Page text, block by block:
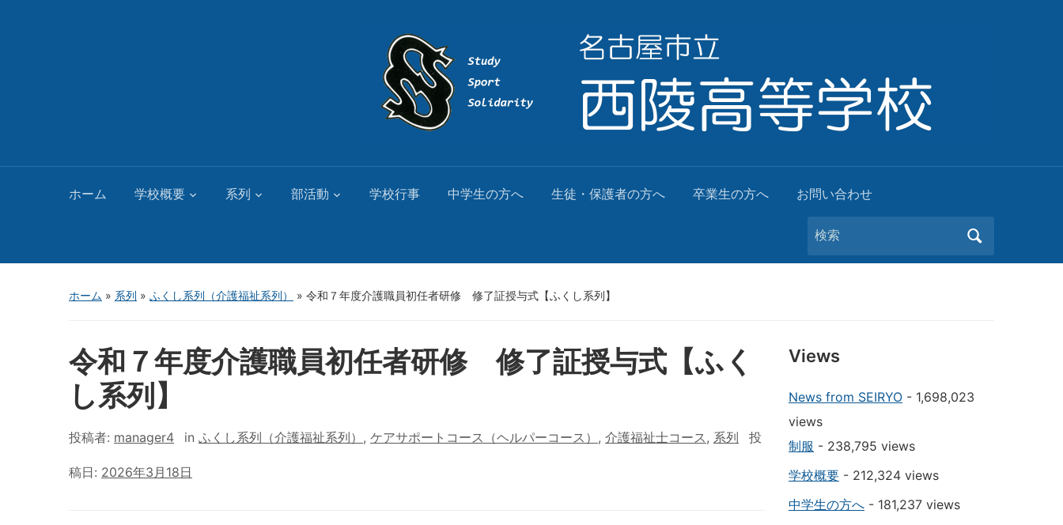
ホーム 学校概要 系列 部活動 学校行事 中学生の方へ 生徒・保護者の方へ 卒業生の方へ お問い合わせ
Search
for:
ホーム » 系列 » ふくし系列（介護福祉系列） » 令和７年度介護職員初任者研修 修了証授与式【ふくし系列】
令和７年度介護職員初任者研修 修了証授与式【ふく
し系列】
投稿者: manager4 in ふくし系列（介護福祉系列） , ケアサポートコース（ヘルパーコース） , 介護福祉士コース, 系列 投
稿日: 2026年3月18日
Views
News from SEIRYO - 1,698,023
views
制服 - 238,795 views
学校概要 - 212,324 views
中学生の方へ - 181,237 views